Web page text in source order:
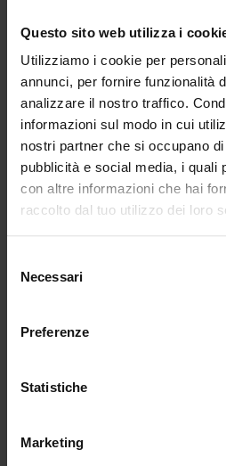
Questo sito web utilizza i
Utilizziamo i cookie per
annunci, per fornire funzionalità
analizzare il nostro traffico.
informazioni sul modo in cui
nostri partner che si occupano
pubblicità e social media, i quali
con altre informazioni che hai
raccolto dal tuo utilizzo dei loro
delNecessari
Preferenze
Statistiche
Marketing
I accept the
Additional